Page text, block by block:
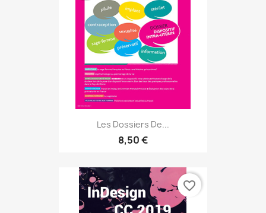
Les Dossiers De...
8,50 €
favorite_border